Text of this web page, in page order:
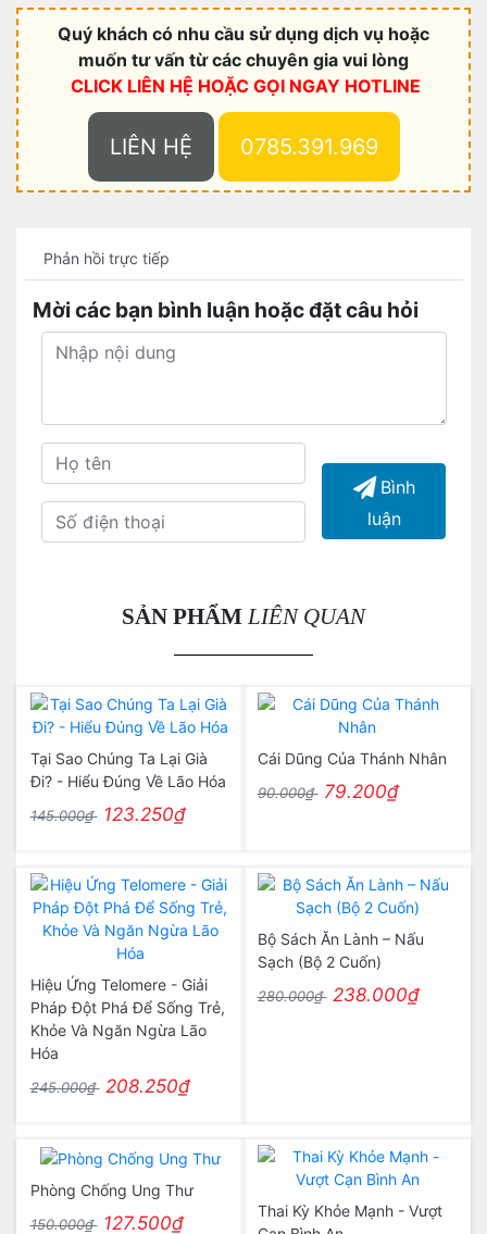
Quý khách có nhu cầu sử dụng dịch vụ hoặc
muốn tư vấn từ các chuyên gia vui lòng
CLICK LIÊN HỆ HOẶC GỌI NGAY HOTLINE
LIÊN HỆ 0785.391.969
Phản hồi trực tiếp
Mời các bạn bình luận hoặc đặt câu hỏi
Bình
luận
SẢN PHẨM LIÊN QUAN
Tại Sao Chúng Ta Lại Già
Đi? - Hiểu Đúng Về Lão Hóa
145.000₫ 123.250₫
Cái Dũng Của Thánh Nhân
90.000₫ 79.200₫
Hiệu Ứng Telomere - Giải
Pháp Đột Phá Để Sống Trẻ,
Khỏe Và Ngăn Ngừa Lão
Hóa
245.000₫ 208.250₫
Bộ Sách Ăn Lành – Nấu
Sạch (Bộ 2 Cuốn)
280.000₫ 238.000₫
Phòng Chống Ung Thư
150.000₫ 127.500₫
Thai Kỳ Khỏe Mạnh - Vượt